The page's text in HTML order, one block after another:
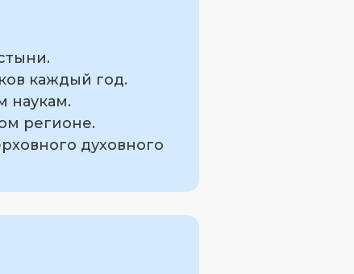
каждый год.
наукам.
регионе.
духовного